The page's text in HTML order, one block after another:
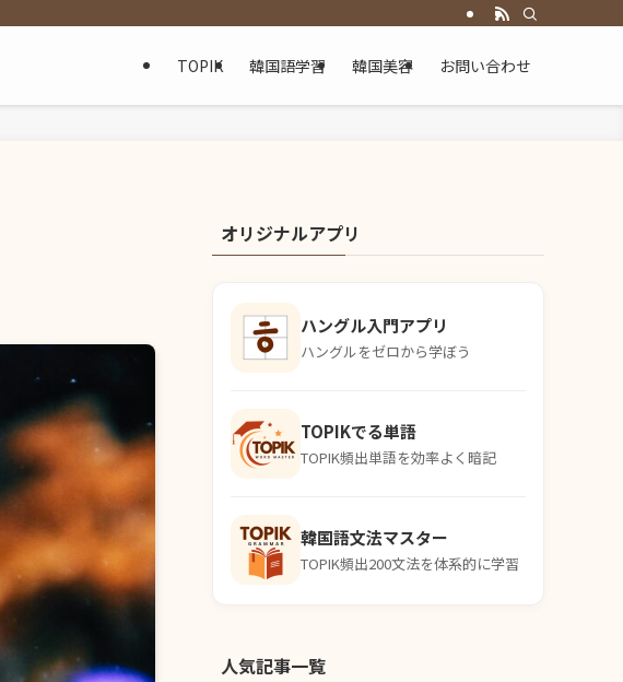
TOPIK 韓国語学習 韓国美容 お問い合わせ
オリジナルアプリ
ハングル入門アプリ
ハングルをゼロから学ぼう
TOPIKでる単語
TOPIK頻出単語を効率よく暗記
韓国語文法マスター
TOPIK頻出200文法を体系的に学習
人気記事一覧